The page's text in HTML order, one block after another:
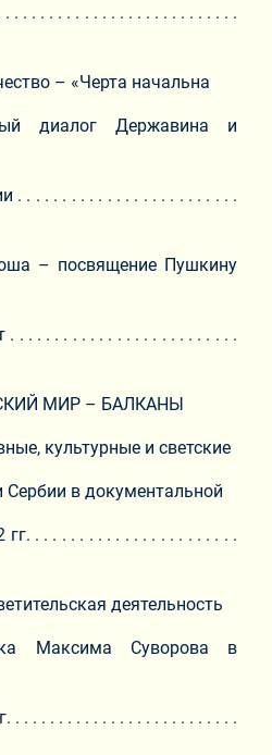
. . . . . . . . . . . . . . . . . . . . . . . . .
– «Черта начальна
диалог Державина и
. . . . . . . . . . . . . . . . . . . . . . . .
– посвящение Пушкину
. . . . . . . . . . . . . . . . . . . . . . . . .
МИР – БАЛКАНЫ
культурные и светские
Сербии в документальной
. . . . . . . . . . . . . . . . . . . . . . .
деятельность
Максима Суворова в
. . . . . . . . . . . . . . . . . . . . . . . . .